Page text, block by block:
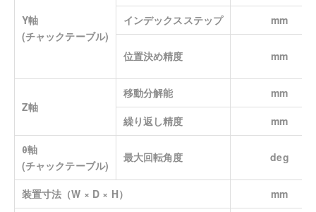
Y軸
(チャックテーブル)
インデックスステップ
mm
位置決め精度 mm
Z軸
移動分解能
mm
繰り返し精度
mm
θ軸
(チャックテーブル)
最大回転角度 deg
装置寸法（W × D × H） mm